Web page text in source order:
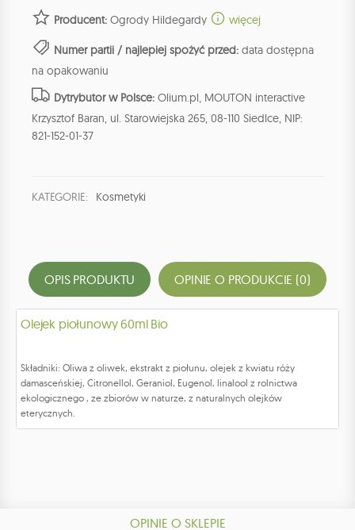
Producent: Ogrody Hildegardy więcej
Numer partii / najlepiej spożyć przed: data dostępna
na opakowaniu
Dytrybutor w Polsce: Olium.pl, MOUTON interactive
Krzysztof Baran, ul. Starowiejska 265, 08-110 Siedlce, NIP:
821-152-01-37
KATEGORIE: Kosmetyki
OPIS PRODUKTU OPINIE O PRODUKCIE (0)
Olejek piołunowy 60ml Bio
Składniki: Oliwa z oliwek, ekstrakt z piołunu, olejek z kwiatu róży
damasceńskiej, Citronellol, Geraniol, Eugenol, linalool z rolnictwa
ekologicznego , ze zbiorów w naturze, z naturalnych olejków
eterycznych.
OPINIE O SKLEPIE